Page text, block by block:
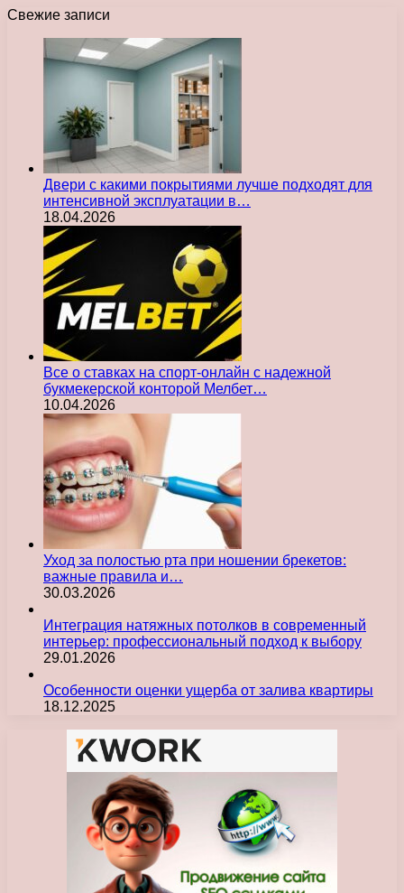
Свежие записи
Двери с какими покрытиями лучше подходят для
интенсивной эксплуатации в…
18.04.2026
Все о ставках на спорт-онлайн с надежной
букмекерской конторой Мелбет…
10.04.2026
Уход за полостью рта при ношении брекетов:
важные правила и…
30.03.2026
Интеграция натяжных потолков в современный
интерьер: профессиональный подход к выбору
29.01.2026
Особенности оценки ущерба от залива квартиры
18.12.2025